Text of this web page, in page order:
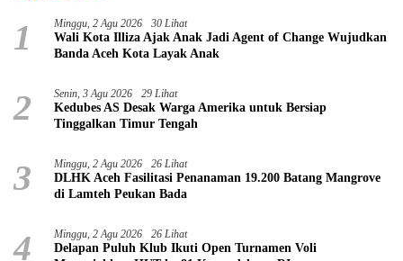
1 Minggu, 2 Agu 2026 30 Lihat
Wali Kota Illiza Ajak Anak Jadi Agent of Change Wujudkan
Banda Aceh Kota Layak Anak
2 Senin, 3 Agu 2026 29 Lihat
Kedubes AS Desak Warga Amerika untuk Bersiap
Tinggalkan Timur Tengah
3 Minggu, 2 Agu 2026 26 Lihat
DLHK Aceh Fasilitasi Penanaman 19.200 Batang Mangrove
di Lamteh Peukan Bada
4 Minggu, 2 Agu 2026 26 Lihat
Delapan Puluh Klub Ikuti Open Turnamen Voli